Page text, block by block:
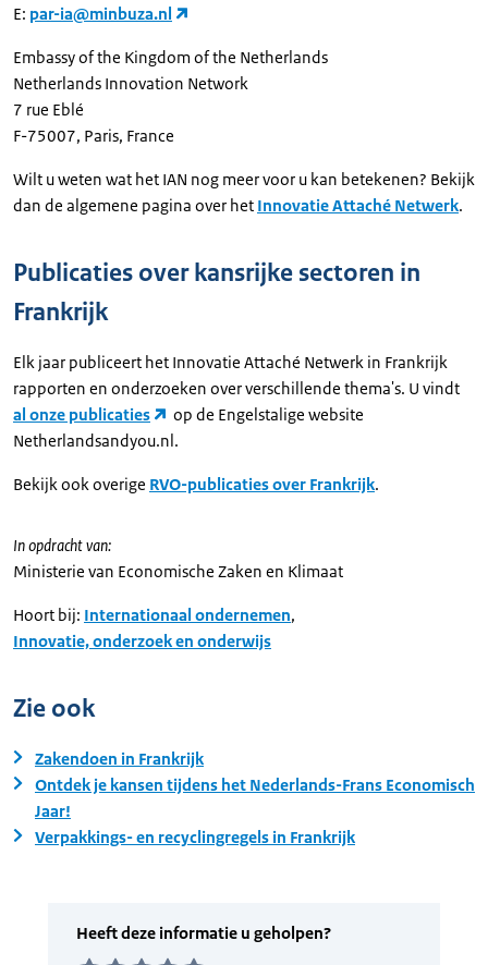
E: par-ia@minbuza.nl
Embassy of the Kingdom of the Netherlands
Netherlands Innovation Network
7 rue Eblé
F-75007, Paris, France
Wilt u weten wat het IAN nog meer voor u kan betekenen? Bekijk
dan de algemene pagina over het Innovatie Attaché Netwerk.
Publicaties over kansrijke sectoren in
Frankrijk
Elk jaar publiceert het Innovatie Attaché Netwerk in Frankrijk
rapporten en onderzoeken over verschillende thema's. U vindt
al onze publicaties
op de Engelstalige website
Netherlandsandyou.nl.
Bekijk ook overige RVO-publicaties over Frankrijk.
In opdracht van:
Ministerie van Economische Zaken en Klimaat
Hoort bij: Internationaal ondernemen,
Innovatie, onderzoek en onderwijs
Zie ook
Zakendoen in Frankrijk
Ontdek je kansen tijdens het Nederlands-Frans Economisch
Jaar!
Verpakkings- en recyclingregels in Frankrijk